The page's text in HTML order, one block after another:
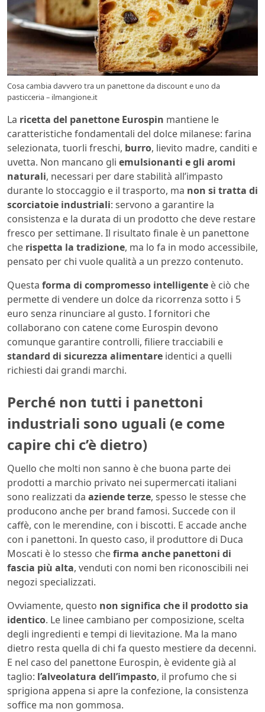
Cosa cambia davvero tra un panettone da discount e uno da
pasticceria – ilmangione.it
La ricetta del panettone Eurospin mantiene le
caratteristiche fondamentali del dolce milanese: farina
selezionata, tuorli freschi, burro, lievito madre, canditi e
uvetta. Non mancano gli emulsionanti e gli aromi
naturali, necessari per dare stabilità all’impasto
durante lo stoccaggio e il trasporto, ma non si tratta di
scorciatoie industriali: servono a garantire la
consistenza e la durata di un prodotto che deve restare
fresco per settimane. Il risultato finale è un panettone
che rispetta la tradizione, ma lo fa in modo accessibile,
pensato per chi vuole qualità a un prezzo contenuto.
Questa forma di compromesso intelligente è ciò che
permette di vendere un dolce da ricorrenza sotto i 5
euro senza rinunciare al gusto. I fornitori che
collaborano con catene come Eurospin devono
comunque garantire controlli, filiere tracciabili e
standard di sicurezza alimentare identici a quelli
richiesti dai grandi marchi.
Perché non tutti i panettoni
industriali sono uguali (e come
capire chi c’è dietro)
Quello che molti non sanno è che buona parte dei
prodotti a marchio privato nei supermercati italiani
sono realizzati da aziende terze, spesso le stesse che
producono anche per brand famosi. Succede con il
caffè, con le merendine, con i biscotti. E accade anche
con i panettoni. In questo caso, il produttore di Duca
Moscati è lo stesso chefirma anche panettoni di
fascia più alta, venduti con nomi ben riconoscibili nei
negozi specializzati.
Ovviamente, questo non significa che il prodotto sia
identico. Le linee cambiano per composizione, scelta
degli ingredienti e tempi di lievitazione. Ma la mano
dietro resta quella di chi fa questo mestiere da decenni.
E nel caso del panettone Eurospin, è evidente già al
taglio: l’alveolatura dell’impasto, il profumo che si
sprigiona appena si apre la confezione, la consistenza
soffice ma non gommosa.